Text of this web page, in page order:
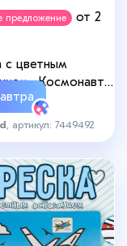
предложение
от 2
с цветным
«Космонавт»,
, артикул: 7449492